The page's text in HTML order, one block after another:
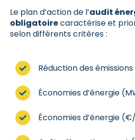
Le plan d’action de l’audit
obligatoirecaractérise et
selon différents critères :
Réduction des
Économies d’énergie
Économies d’énergie